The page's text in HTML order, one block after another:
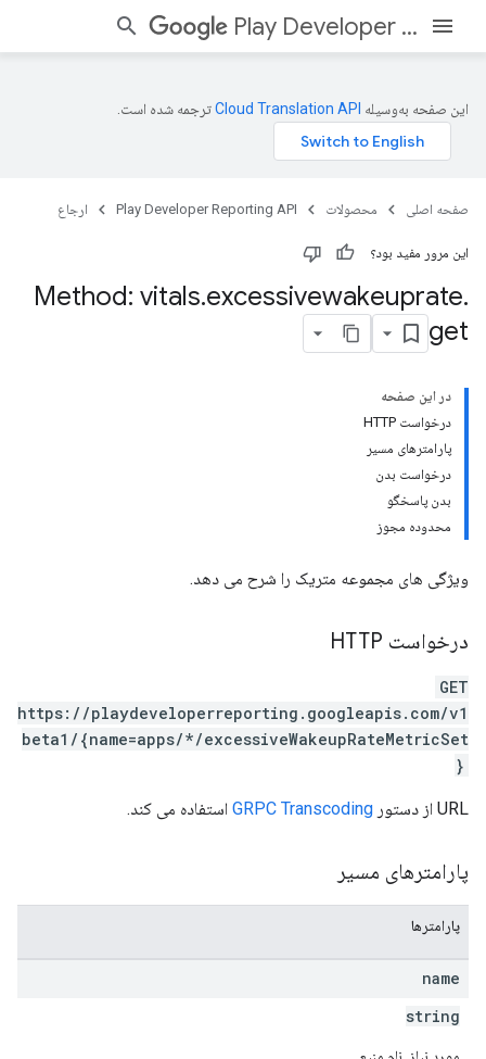
Play Developer Reporting API
این صفحه به‌وسیله ترجمه شده است.
صفحه اصلی محصولات Play Developer Reporting API ارجاع
این مرور مفید بود؟
Method: vitals.excessivewakeuprate.
get
در این صفحه
درخواست HTTP
پارامترهای مسیر
درخواست بدن
بدن پاسخگو
محدوده مجوز
ویژگی های مجموعه متریک را شرح می دهد.
درخواست HTTP
GET
https://playdeveloperreporting.googleapis.com/v1
beta1/{name=apps/*/excessiveWakeupRateMetricSet
}
URL از دستور GRPC Transcoding استفاده می کند.
پارامترهای مسیر
پارامترها
name
string